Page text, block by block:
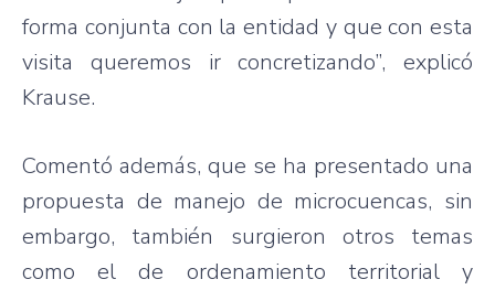
forma conjunta con la entidad y que con esta
visita queremos ir concretizando”, explicó
Krause.
Comentó además, que se ha presentado una
propuesta de manejo de microcuencas, sin
embargo, también surgieron otros temas
como el de ordenamiento territorial y